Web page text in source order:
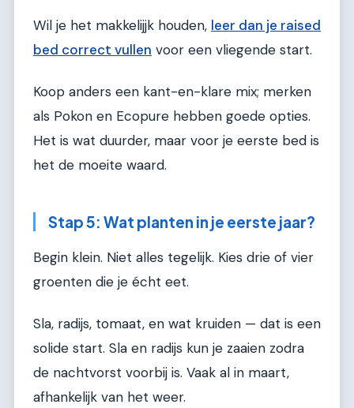
Wil je het makkelijjk houden, leer dan je raised
bed correct vullen voor een vliegende start.
Koop anders een kant-en-klare mix; merken
als Pokon en Ecopure hebben goede opties.
Het is wat duurder, maar voor je eerste bed is
het de moeite waard.
Stap 5: Wat planten in je eerste jaar?
Begin klein. Niet alles tegelijk. Kies drie of vier
groenten die je écht eet.
Sla, radijs, tomaat, en wat kruiden — dat is een
solide start. Sla en radijs kun je zaaien zodra
de nachtvorst voorbij is. Vaak al in maart,
afhankelijk van het weer.